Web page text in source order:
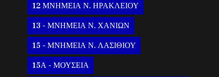
12 ΜΝΗΜΕΙΑ Ν. ΗΡΑΚΛΕΙΟΥ
13 - ΜΝΗΜΕΙΑ Ν. ΧΑΝΙΩΝ
15 - ΜΝΗΜΕΙΑ Ν. ΛΑΣΙΘΙΟΥ
15Α - ΜΟΥΣΕΙΑ